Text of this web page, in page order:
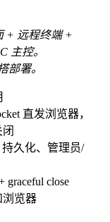
+ 远程终端 +
主控。
部署。
直发浏览器，
持久化、管理员/
graceful close
浏览器